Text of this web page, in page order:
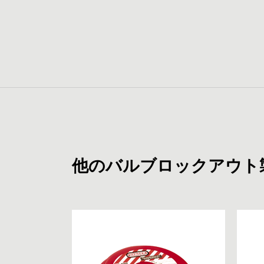
他のバルブロックアウト